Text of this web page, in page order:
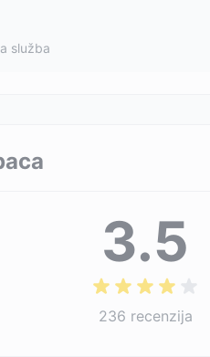
služba
3.5
236 recenzija